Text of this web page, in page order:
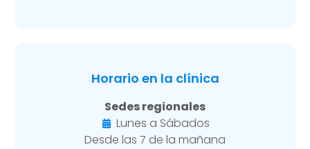
Horario en la clínica
Sedes regionales
Lunes a Sábados
Desde las 7 de la mañana